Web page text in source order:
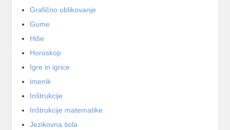
Grafično oblikovanje
Gume
Hiše
Horoskop
Igre in igrice
imenik
Inštrukcije
Inštrukcije matematike
Jezikovna šola